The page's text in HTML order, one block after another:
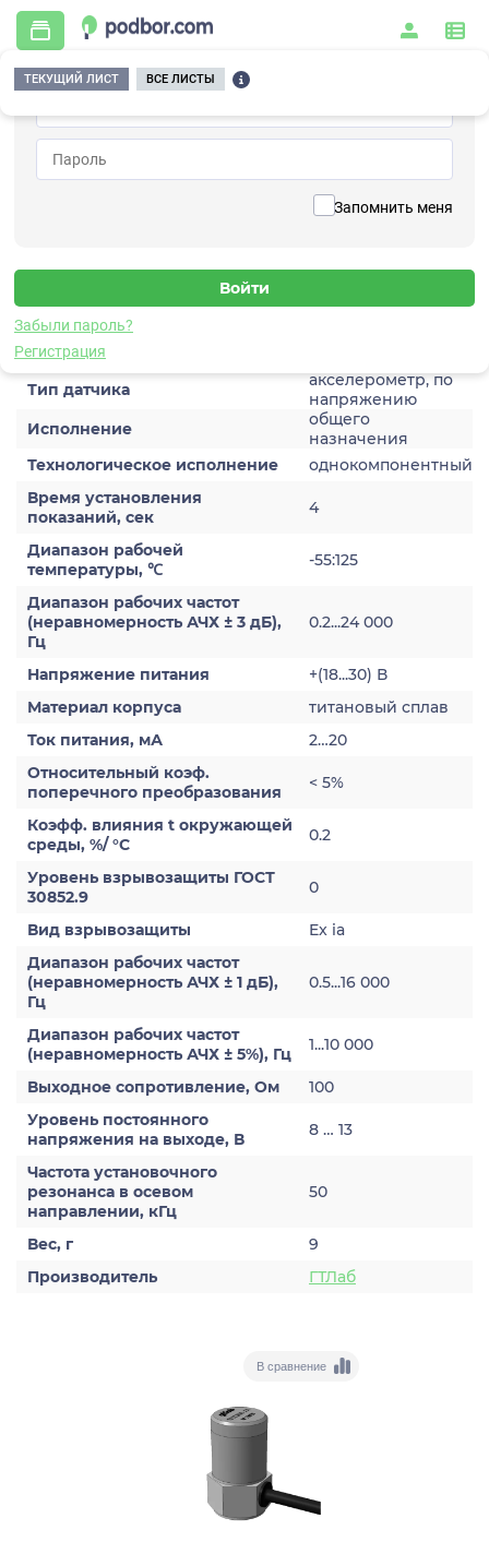
Запомнить меня
Забыли пароль?
Регистрация
ТЕКУЩИЙ ЛИСТ ВСЕ ЛИСТЫ
Главная / Контрольно-измерительные приборы и автоматика / Датчики /
Виброускорения / 1V122HA-50-01
Датчик виброускорения
Характеристики
Тип датчика
акселерометр, по
напряжению
Исполнение
общего
назначения
Технологическое исполнение
однокомпонентный
Время установления
показаний, сек
4
Диапазон рабочей
температуры, ℃
-55:125
Диапазон рабочих частот
(неравномерность АЧХ ± 3 дБ),
Гц
0.2...24 000
Напряжение питания
+(18...30) В
Материал корпуса
титановый сплав
Ток питания, мА
2…20
Относительный коэф.
поперечного преобразования
< 5%
Коэфф. влияния t окружающей
среды, %/ °С
0.2
Уровень взрывозащиты ГОСТ
30852.9
0
Вид взрывозащиты
Ex ia
Диапазон рабочих частот
(неравномерность АЧХ ± 1 дБ),
Гц
0.5...16 000
Диапазон рабочих частот
(неравномерность АЧХ ± 5%), Гц
1...10 000
Выходное сопротивление, Ом
100
Уровень постоянного
напряжения на выходе, В
8 … 13
Частота установочного
резонанса в осевом
направлении, кГц
50
Вес, г
9
Производитель
ГТЛаб
В сравнение